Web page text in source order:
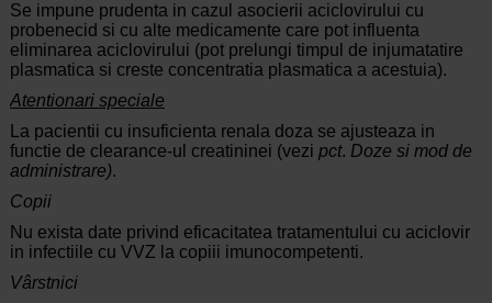
Se impune prudenta in cazul asocierii aciclovirului cu
probenecid si cu alte medicamente care pot influenta
eliminarea aciclovirului (pot prelungi timpul de injumatatire
plasmatica si creste concentratia plasmatica a acestuia).
Atentionari speciale
La pacientii cu insuficienta renala doza se ajusteaza in
functie de clearance-ul creatininei (vezi pct. Doze si mod de
administrare).
Copii
Nu exista date privind eficacitatea tratamentului cu aciclovir
in infectiile cu VVZ la copiii imunocompetenti.
Vârstnici